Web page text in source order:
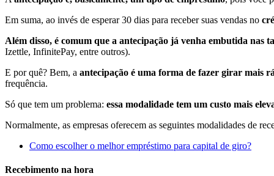
Em suma, ao invés de esperar 30 dias para receber suas vendas no
Além disso, é comum que a antecipação já venha embutida nas
Izettle, InfinitePay, entre outros).
E por quê? Bem, a antecipação é uma forma de fazer girar mais
frequência.
Só que tem um problema: essa modalidade tem um custo mais
Normalmente, as empresas oferecem as seguintes modalidades de
Como escolher o melhor empréstimo para capital de giro?
Recebimento na hora